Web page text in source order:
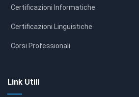
Certificazioni Informatiche
Certificazioni Linguistiche
Corsi Professionali
Link Utili